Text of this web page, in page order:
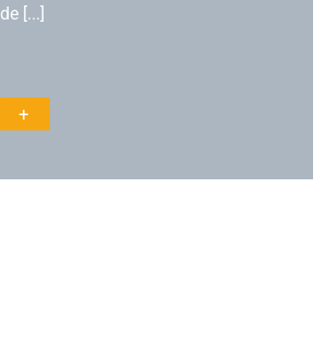
de [...]
+